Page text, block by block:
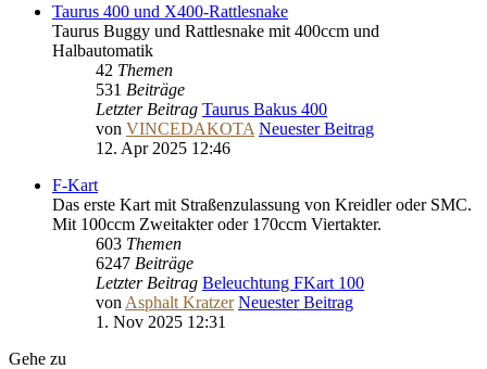
Taurus 400 und X400-Rattlesnake
Taurus Buggy und Rattlesnake mit 400ccm und
Halbautomatik
42 Themen
531 Beiträge
Letzter Beitrag Taurus Bakus 400
von VINCEDAKOTA Neuester Beitrag
12. Apr 2025 12:46
F-Kart
Das erste Kart mit Straßenzulassung von Kreidler oder SMC.
Mit 100ccm Zweitakter oder 170ccm Viertakter.
603 Themen
6247 Beiträge
Letzter Beitrag Beleuchtung FKart 100
von Asphalt Kratzer Neuester Beitrag
1. Nov 2025 12:31
Gehe zu